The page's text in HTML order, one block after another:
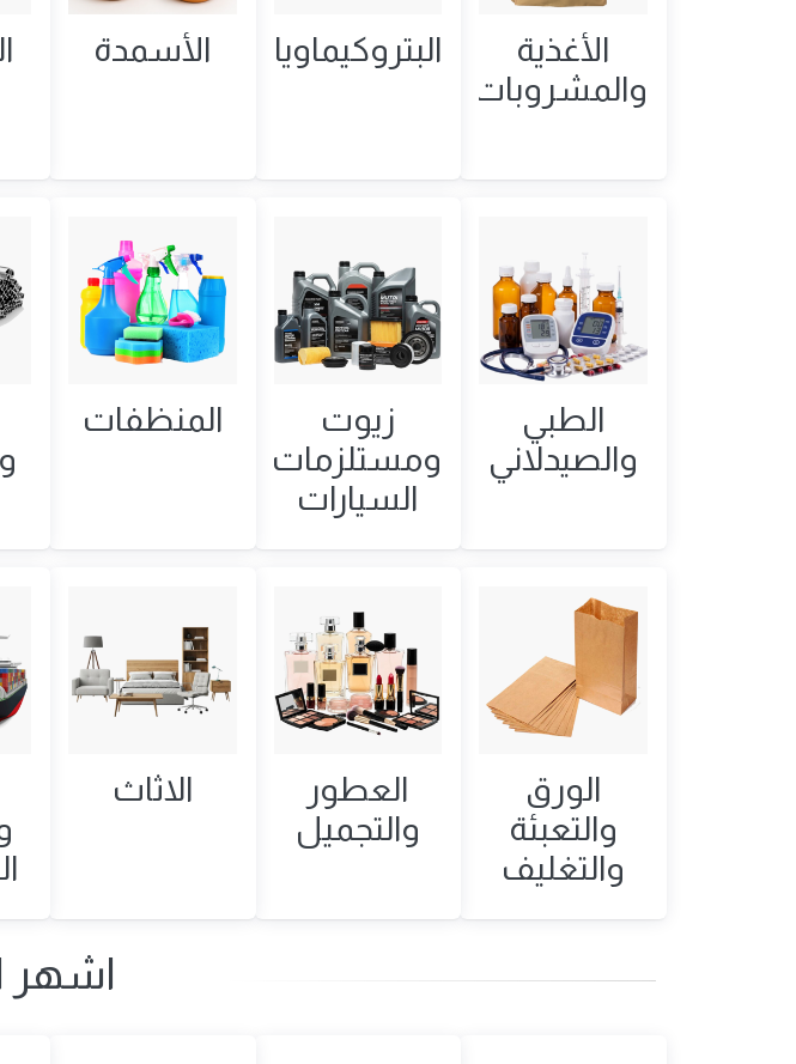
الأغذية
والمشروبات
البتروكيماويات الأسمدة
الطبي
والصيدلاني
زيوت
ومستلزمات
السيارات
المنظفات
الورق
والتعبئة
والتغليف
العطور
والتجميل
الاثاث
اشهر